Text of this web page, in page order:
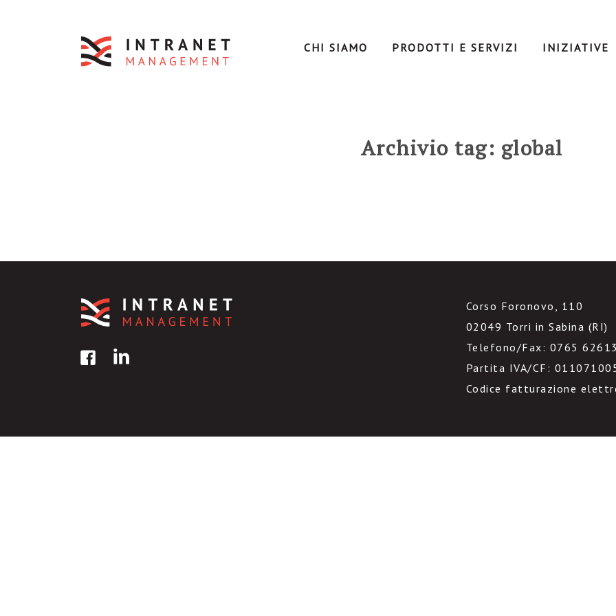
CHI SIAMO PRODOTTI E SERVIZI INIZIATIVE
Archivio tag: global
Corso Foronovo, 110
02049 Torri in Sabina (RI)
Telefono/Fax: 0765 62613
Partita IVA/CF:
Codice fatturazione